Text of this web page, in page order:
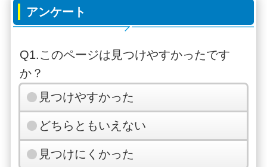
アンケート
Q1.このページは見つけやすかったです
か？
見つけやすかった
どちらともいえない
見つけにくかった